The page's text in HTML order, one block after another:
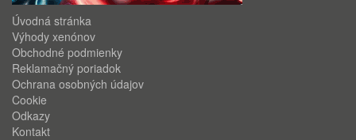
Úvodná stránka
Výhody xenónov
Obchodné podmienky
Reklamačný poriadok
Ochrana osobných údajov
Cookie
Odkazy
Kontakt